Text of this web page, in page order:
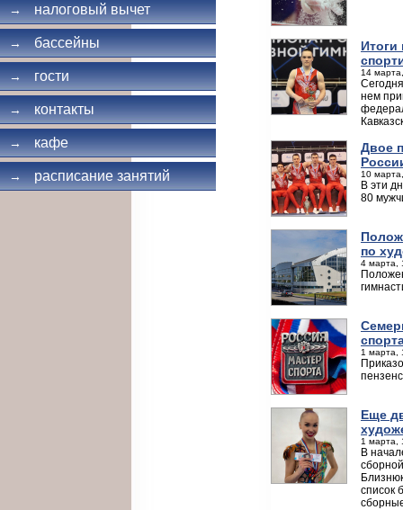
→ налоговый вычет
→ бассейны
→ гости
→ контакты
→ кафе
→ расписание занятий
Итоги
14
нем
Двое
10
В эти
80
по
4 марта,
1 марта,
Еще
1 марта,
В
список